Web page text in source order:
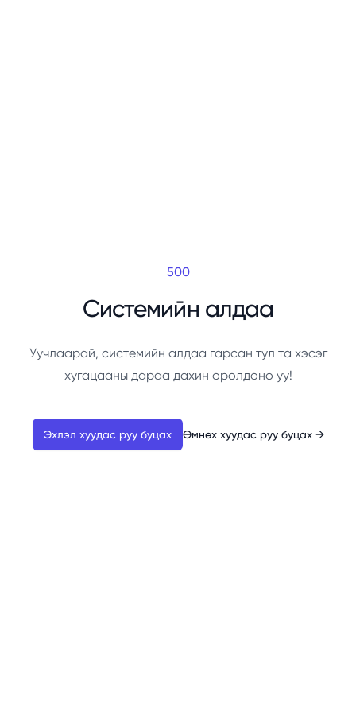
500
Системийн алдаа
Уучлаарай, системийн алдаа гарсан тул та хэсэг
хугацааны дараа дахин оролдоно уу!
Эхлэл хуудас руу буцах Өмнөх хуудас руу буцах →